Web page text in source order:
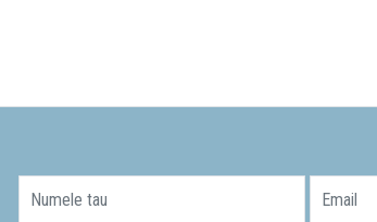
Numele tau Email